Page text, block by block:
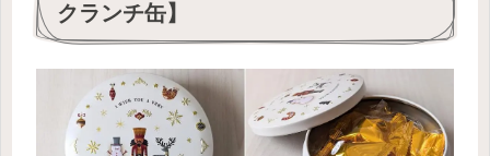
クランチ缶】